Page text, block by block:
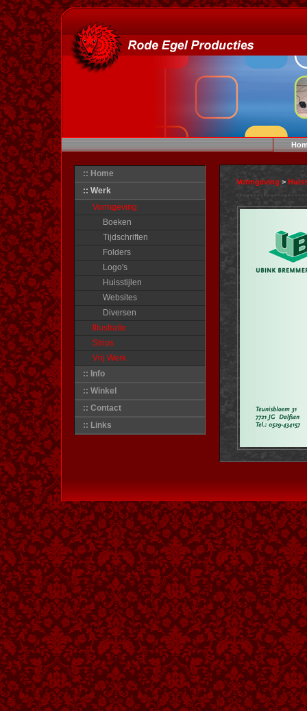
:: Home
:: Werk
Vormgeving
Boeken
Tijdschriften
Folders
Logo's
Huisstijlen
Websites
Diversen
Illustratie
Strips
Vrij Werk
:: Info
:: Winkel
:: Contact
:: Links
Vormgeving >